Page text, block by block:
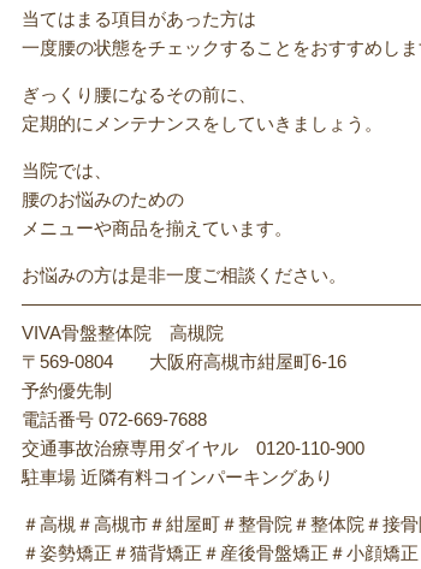
当てはまる項目があった方は
一度腰の状態をチェックすることをおすすめしま
ぎっくり腰になるその前に、
定期的にメンテナンスをしていきましょう。
当院では、
腰のお悩みのための
メニューや商品を揃えています。
お悩みの方は是非一度ご相談ください。
VIVA骨盤整体院 高槻院
〒569-0804 大阪府高槻市紺屋町6-16
予約優先制
電話番号 072-669-7688
交通事故治療専用ダイヤル 0120-110-900
駐車場 近隣有料コインパーキングあり
＃高槻＃高槻市＃紺屋町＃整骨院＃整体院＃接
＃姿勢矯正＃猫背矯正＃産後骨盤矯正＃小顔矯